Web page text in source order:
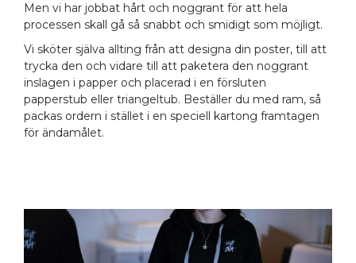
Men vi har jobbat hårt och noggrant för att hela
processen skall gå så snabbt och smidigt som möjligt.
Vi sköter själva allting från att designa din poster, till att
trycka den och vidare till att paketera den noggrant
inslagen i papper och placerad i en försluten
papperstub eller triangeltub. Beställer du med ram, så
packas ordern i stället i en speciell kartong framtagen
för ändamålet.